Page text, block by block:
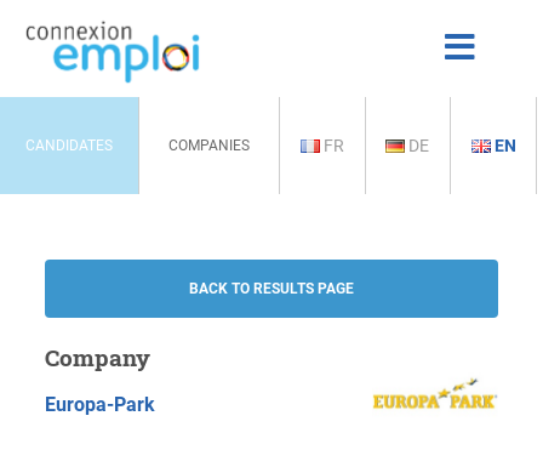
CANDIDATES COMPANIES FR DE EN
BACK TO RESULTS PAGE
Company
Europa-Park